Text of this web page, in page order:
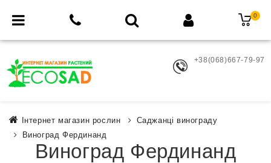
0
+38(068)667-79-97
Інтернет магазин рослин
Саджанці винограду
Виноград Фердинанд
Виноград Фердинанд